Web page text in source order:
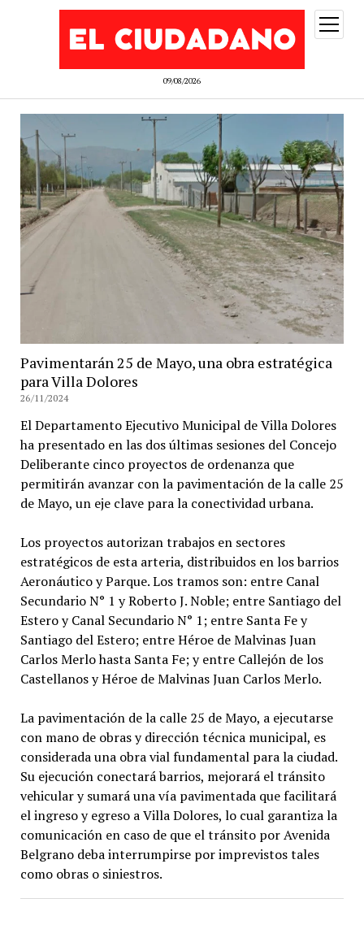
09/08/2026
abrir
menú
Pavimentarán 25 de Mayo, una obra estratégica
para Villa Dolores
26/11/2024
El Departamento Ejecutivo Municipal de Villa Dolores
ha presentado en las dos últimas sesiones del Concejo
Deliberante cinco proyectos de ordenanza que
permitirán avanzar con la pavimentación de la calle 25
de Mayo, un eje clave para la conectividad urbana.
Los proyectos autorizan trabajos en sectores
estratégicos de esta arteria, distribuidos en los barrios
Aeronáutico y Parque. Los tramos son: entre Canal
Secundario N° 1 y Roberto J. Noble; entre Santiago del
Estero y Canal Secundario N° 1; entre Santa Fe y
Santiago del Estero; entre Héroe de Malvinas Juan
Carlos Merlo hasta Santa Fe; y entre Callejón de los
Castellanos y Héroe de Malvinas Juan Carlos Merlo.
La pavimentación de la calle 25 de Mayo, a ejecutarse
con mano de obras y dirección técnica municipal, es
considerada una obra vial fundamental para la ciudad.
Su ejecución conectará barrios, mejorará el tránsito
vehicular y sumará una vía pavimentada que facilitará
el ingreso y egreso a Villa Dolores, lo cual garantiza la
comunicación en caso de que el tránsito por Avenida
Belgrano deba interrumpirse por imprevistos tales
como obras o siniestros.